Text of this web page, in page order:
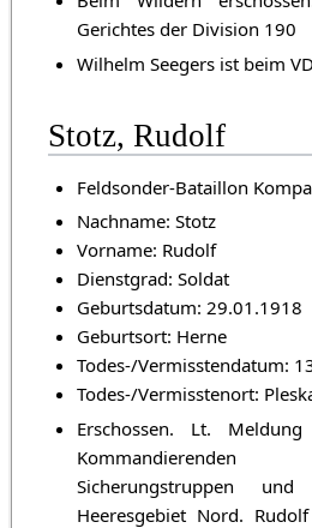
Gerichtes der Division 190
Wilhelm Seegers ist beim
Stotz, Rudolf
Feldsonder-Bataillon
Nachname: Stotz
Vorname: Rudolf
Dienstgrad: Soldat
Geburtsdatum: 29.01.1918
Geburtsort: Herne
Todes-/Vermisstendatum:
Todes-/Vermisstenort:
Erschossen. Lt.
Sicherungstruppen
Heeresgebiet Nord.